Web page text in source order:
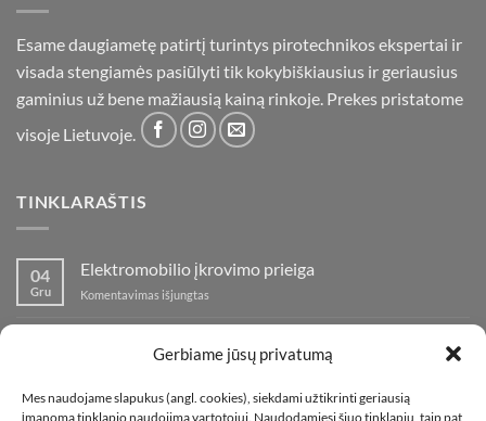
Gerbiame jūsų privatumą
Mes naudojame slapukus (angl. cookies), siekdami užtikrinti geriausią
įmanomą tinklapio naudojimą vartotojui. Naudodamiesi šiuo tinklapiu, taip pat
Esame daugiametę patirtį turintys pirotechnikos ekspertai ir
visada stengiamės pasiūlyti tik kokybiškiausius ir geriausius
gaminius už bene mažiausią kainą rinkoje. Prekes pristatome
visoje Lietuvoje.
TINKLARAŠTIS
04
Gru
Elektromobilio įkrovimo prieiga
Komentavimas išjungtas
prieiga
Komentavimas išjungtasįraše
fejerverkų
01 Kaip fotografuoti fejerverkus